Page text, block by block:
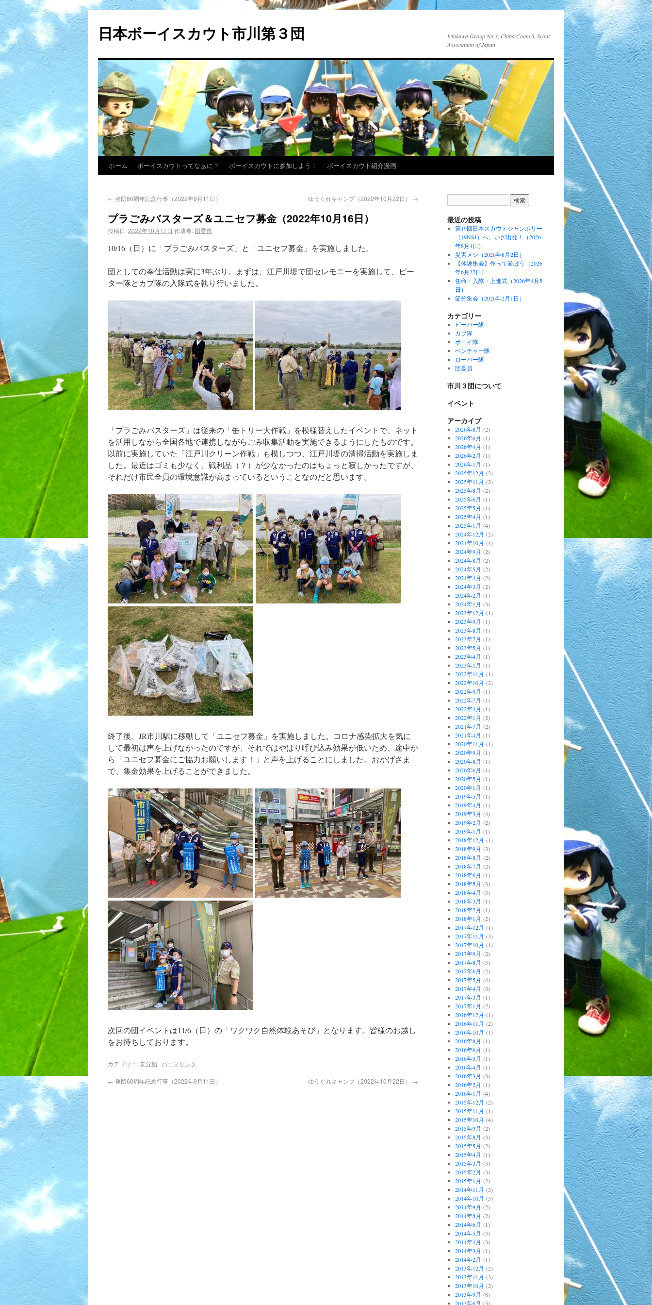
日本ボーイスカウト市川第３団
Ichikawa Group No.3, Chiba Council, Scout
Association of Japan
ホーム ボーイスカウトってなぁに？ ボーイスカウトに参加しよう！ ボーイスカウト紹介漫画
← 発団60周年記念行事（2022年9月11日） ゆうぐれキャンプ（2022年10月22日） →
プラごみバスターズ＆ユニセフ募金（2022年10月16日）
投稿日:2022年10月17日 作成者: 団委員
10/16（日）に「プラごみバスターズ」と「ユニセフ募金」を実施しました。
団としての奉仕活動は実に3年ぶり。まずは、江戸川堤で団セレモニーを実施して、ビー
ター隊とカブ隊の入隊式を執り行いました。
「プラごみバスターズ」は従来の「缶トリー大作戦」を模様替えしたイベントで、ネット
を活用しながら全国各地で連携しながらごみ収集活動を実施できるようにしたものです。
以前に実施していた「江戸川クリーン作戦」も模しつつ、江戸川堤の清掃活動を実施しま
した。最近はゴミも少なく、戦利品（？）が少なかったのはちょっと寂しかったですが、
それだけ市民全員の環境意識が高まっているということなのだと思います。
終了後、JR市川駅に移動して「ユニセフ募金」を実施しました。コロナ感染拡大を気に
して最初は声を上げなかったのですが、それではやはり呼び込み効果が低いため、途中か
ら「ユニセフ募金にご協力お願いします！」と声を上げることにしました。おかげさま
で、集金効果を上げることができました。
次回の団イベントは11/6（日）の「ワクワク自然体験あそび」となります。皆様のお越し
をお待ちしております。
カテゴリー:未分類 パーマリンク
← 発団60周年記念行事（2022年9月11日） ゆうぐれキャンプ（2022年10月22日） →
最近の投稿
第19回日本スカウトジャンボリー
（19NSJ）へ、いざ出発！（2026
年8月4日）
災害メシ（2026年8月2日）
【体験集会】作って遊ぼう（2026
年6月27日）
任命・入隊・上進式（2026年4月5
日）
節分集会（2026年2月1日）
カテゴリー
ビーバー隊
カブ隊
ボーイ隊
ベンチャー隊
ローバー隊
団委員
市川３団について
イベント
アーカイブ
2026年8月 (2)
2026年6月 (1)
2026年4月 (1)
2026年2月 (1)
2026年1月 (1)
2025年12月 (2)
2025年11月 (2)
2025年8月 (2)
2025年6月 (1)
2025年5月 (1)
2025年4月 (1)
2025年1月 (4)
2024年12月 (2)
2024年10月 (4)
2024年9月 (2)
2024年8月 (2)
2024年5月 (2)
2024年4月 (2)
2024年3月 (2)
2024年2月 (1)
2024年1月 (3)
2023年12月 (1)
2023年9月 (1)
2023年8月 (1)
2023年7月 (1)
2023年5月 (1)
2023年4月 (1)
2023年1月 (1)
2022年11月 (1)
2022年10月 (2)
2022年9月 (1)
2022年7月 (1)
2022年4月 (1)
2022年1月 (2)
2021年7月 (2)
2021年4月 (1)
2020年11月 (1)
2020年9月 (1)
2020年8月 (1)
2020年6月 (1)
2020年5月 (1)
2020年1月 (1)
2019年5月 (1)
2019年4月 (1)
2019年3月 (4)
2019年2月 (2)
2019年1月 (1)
2018年12月 (1)
2018年9月 (3)
2018年8月 (2)
2018年7月 (2)
2018年6月 (1)
2018年5月 (3)
2018年4月 (3)
2018年3月 (1)
2018年2月 (1)
2018年1月 (2)
2017年12月 (1)
2017年11月 (3)
2017年10月 (1)
2017年9月 (2)
2017年8月 (3)
2017年6月 (2)
2017年5月 (4)
2017年4月 (3)
2017年3月 (1)
2017年1月 (2)
2016年12月 (1)
2016年11月 (2)
2016年10月 (1)
2016年8月 (1)
2016年6月 (1)
2016年5月 (1)
2016年4月 (1)
2016年3月 (3)
2016年2月 (1)
2016年1月 (4)
2015年12月 (2)
2015年11月 (1)
2015年10月 (4)
2015年9月 (2)
2015年8月 (3)
2015年5月 (2)
2015年4月 (1)
2015年3月 (3)
2015年2月 (3)
2015年1月 (2)
2014年11月 (3)
2014年10月 (5)
2014年9月 (2)
2014年8月 (2)
2014年6月 (1)
2014年5月 (3)
2014年4月 (3)
2014年3月 (1)
2014年2月 (1)
2013年12月 (2)
2013年11月 (3)
2013年10月 (2)
2013年9月 (8)
2013年6月 (5)